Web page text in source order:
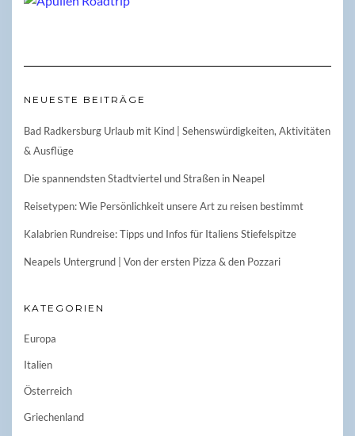
NEUESTE BEITRÄGE
Bad Radkersburg Urlaub mit Kind | Sehenswürdigkeiten, Aktivitäten
& Ausflüge
Die spannendsten Stadtviertel und Straßen in Neapel
Reisetypen: Wie Persönlichkeit unsere Art zu reisen bestimmt
Kalabrien Rundreise: Tipps und Infos für Italiens Stiefelspitze
Neapels Untergrund | Von der ersten Pizza & den Pozzari
KATEGORIEN
Europa
Italien
Österreich
Griechenland